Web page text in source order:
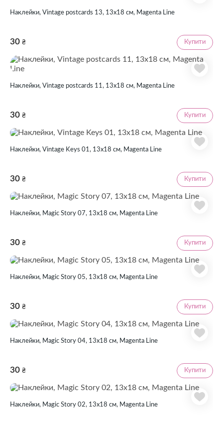
Наклейки, Vintage postcards 13, 13х18 см, Magenta Line
30 ₴ Купити
Наклейки, Vintage postcards 11, 13х18 см, Magenta Line
30 ₴ Купити
Наклейки, Vintage Keys 01, 13х18 см, Magenta Line
30 ₴ Купити
Наклейки, Magic Story 07, 13х18 см, Magenta Line
30 ₴ Купити
Наклейки, Magic Story 05, 13х18 см, Magenta Line
30 ₴ Купити
Наклейки, Magic Story 04, 13х18 см, Magenta Line
30 ₴ Купити
Наклейки, Magic Story 02, 13х18 см, Magenta Line